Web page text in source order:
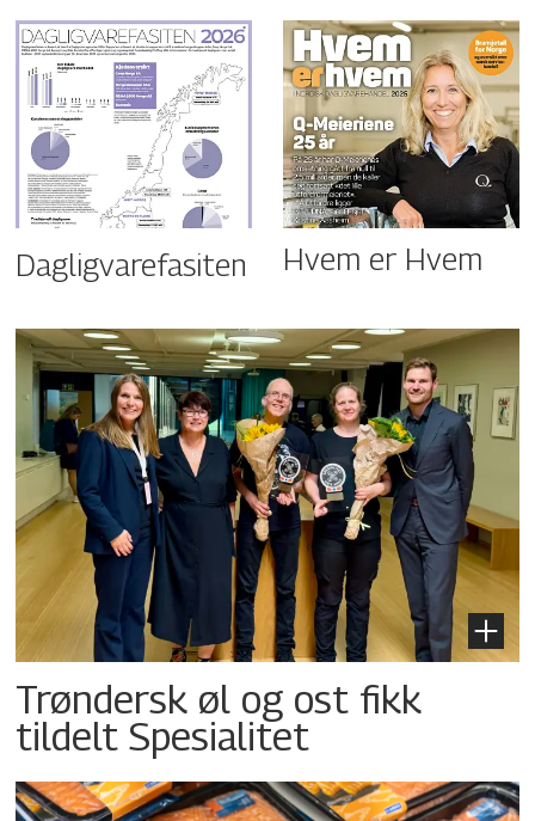
Dagligvarefasiten Hvem er Hvem
Trøndersk øl og ost fikk
tildelt Spesialitet